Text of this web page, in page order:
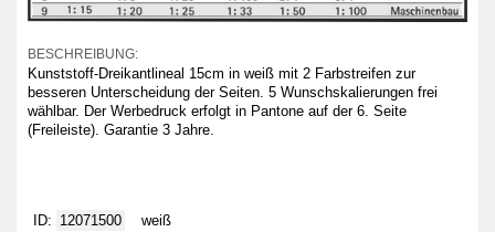
BESCHREIBUNG:
Kunststoff-Dreikantlineal 15cm in weiß mit 2 Farbstreifen zur
besseren Unterscheidung der Seiten. 5 Wunschskalierungen frei
wählbar. Der Werbedruck erfolgt in Pantone auf der 6. Seite
(Freileiste). Garantie 3 Jahre.
ID: 12071500
weiß